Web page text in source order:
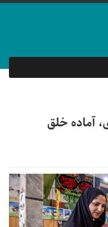
شعبه رأی، آماده خلق